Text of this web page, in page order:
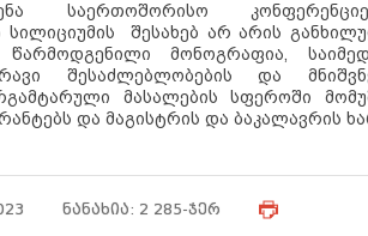
საერთოშორისო
სილიციუმის შესახებ არ არის
წარმოდგენილი მონოგრაფია,
შესაძლებლობების და
მასალების სფეროში
და მაგისტრის და ბაკალავრის
ნანახია: 2 285-ჯერ